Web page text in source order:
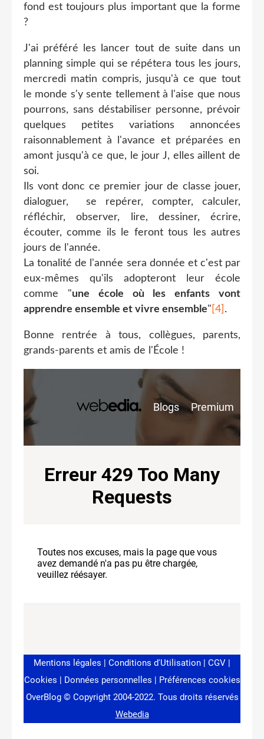
fond est toujours plus important que la forme
?
J'ai préféré les lancer tout de suite dans un
planning simple qui se répétera tous les jours,
mercredi matin compris, jusqu'à ce que tout
le monde s'y sente tellement à l'aise que nous
pourrons, sans déstabiliser personne, prévoir
quelques petites variations annoncées
raisonnablement à l'avance et préparées en
amont jusqu'à ce que, le jour J, elles aillent de
soi.
Ils vont donc ce premier jour de classe jouer,
dialoguer, se repérer, compter, calculer,
réfléchir, observer, lire, dessiner, écrire,
écouter, comme ils le feront tous les autres
jours de l'année.
La tonalité de l'année sera donnée et c'est par
eux-mêmes qu'ils adopteront leur école
comme "une école où les enfants vont
apprendre ensemble et vivre ensemble" [4] .
Bonne rentrée à tous, collègues, parents,
grands-parents et amis de l'École !